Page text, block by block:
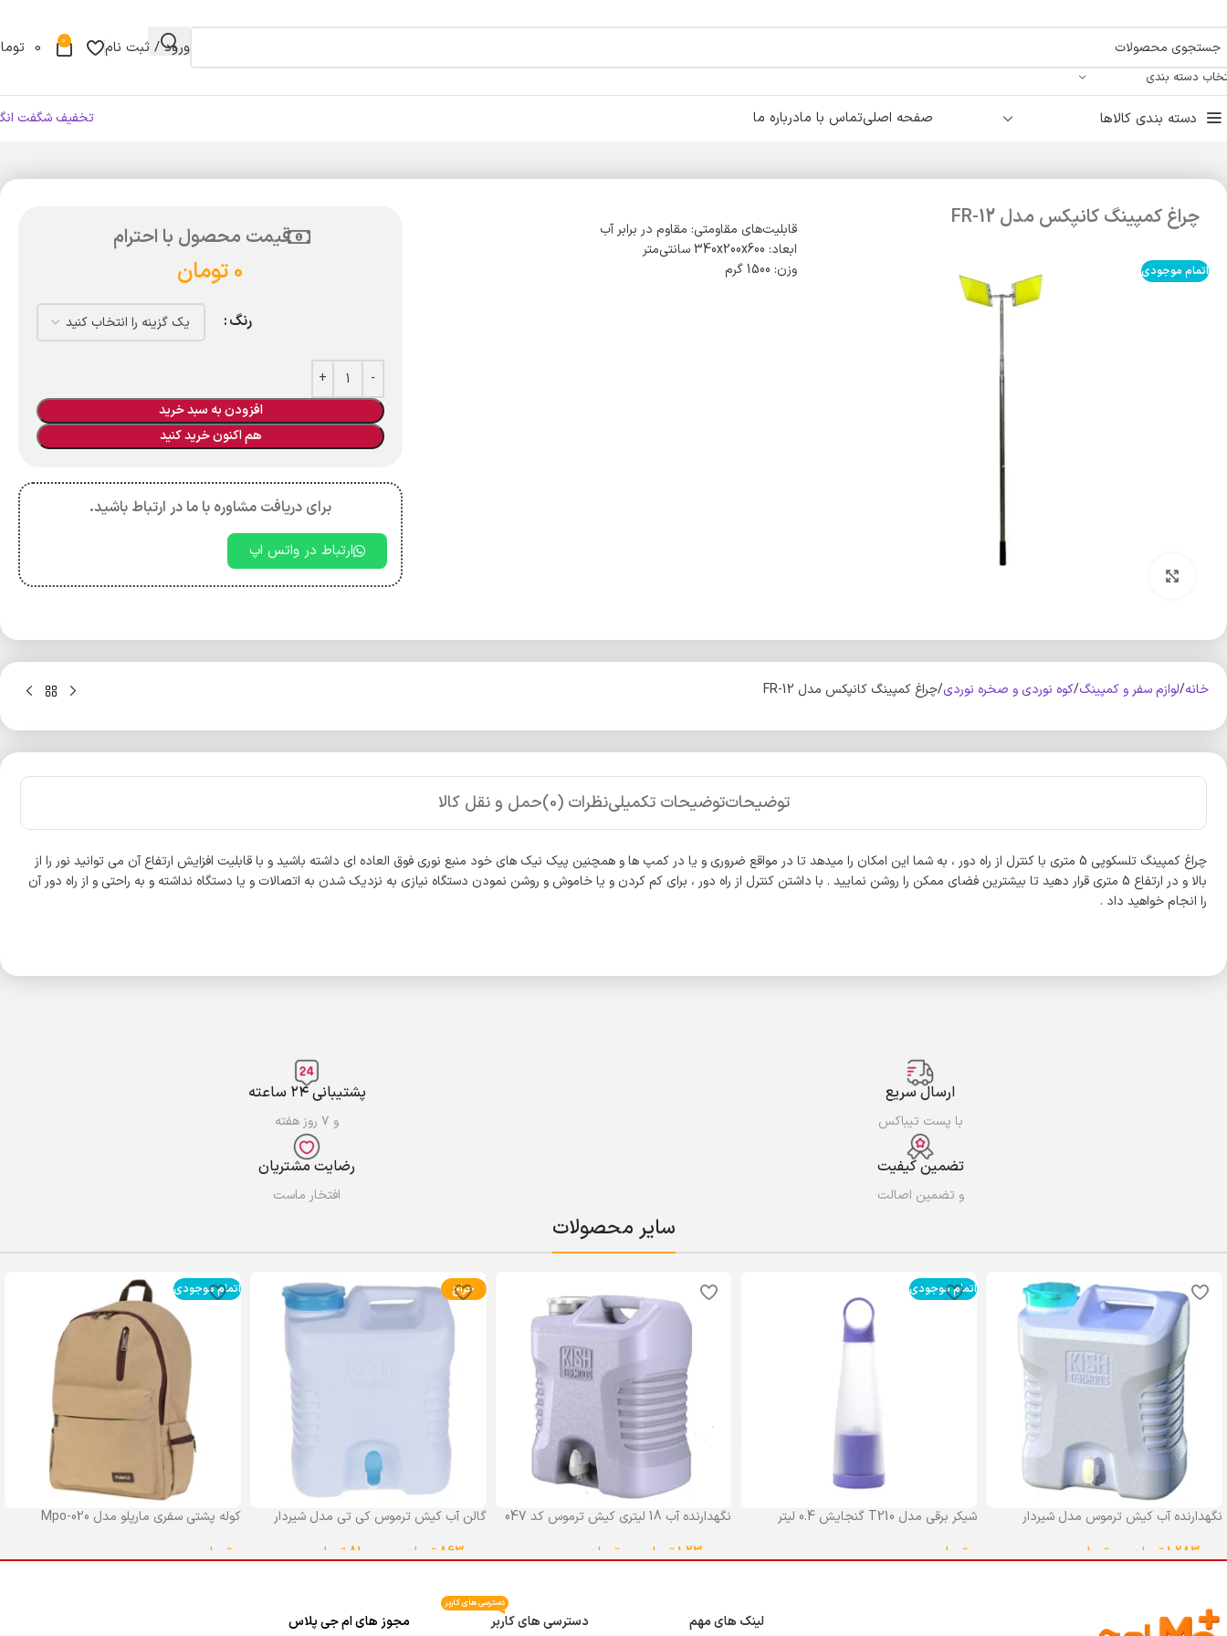
دسته بندی
ورود / ثبت نام 0
0
دسته بندی کالاها صفحه اصلیتماس با مادرباره ما تخفیف شگفت
چراغ کمپینگ کانپکس مدل FR-12
اتمام موجودی
قابلیت‌های مقاومتی: مقاوم در برابر آب
ابعاد: 340x200x600 سانتی‌متر
وزن: 1500 گرم
قیمت محصول با احترام
0تومان
رنگ
افزودن به سبد خرید
هم اکنون خرید کنید
برای دریافت مشاوره با ما در ارتباط باشید.
ارتباط در واتس اپ
خانه لوازم سفر و کمپینگ کوه‌ نوردی و صخره نوردی چراغ کمپینگ کانپکس مدل FR-12
توضیحاتتوضیحات تکمیلینظرات (0) حمل و نقل کالا
چراغ کمپینگ تلسکوپی 5 متری با کنترل از راه دور ، به شما این امکان را میدهد تا در مواقع ضروری و یا در کمپ ها و همچنین پیک نیک های خود منبع نوری فوق العاده ای داشته باشید و با قابلیت افزایش ارتفاع آن می توانید نور را از
بالا و در ارتفاع 5 متری قرار دهید تا بیشترین فضای ممکن را روشن نمایید . با داشتن کنترل از راه دور ، برای کم کردن و یا خاموش و روشن نمودن دستگاه نیازی به نزدیک شدن به اتصالات و یا دستگاه نداشته و به راحتی و از راه دور آن
را انجام خواهید داد .
ارسال سریع
با پست تیباکس
پشتیبانی ۲۴ ساعته
و ۷ روز هفته
تضمین کیفیت
و تضمین اصالت
رضایت مشتریان
افتخار ماست
سایر محصولات
نگهدارنده آب کیش ترموس مدل شیردار
1,283,000تومان تومان
اتمام موجودی
شیکر برقی مدل T210 گنجایش 0.4 لیتر
تومان
نگهدارنده آب 18 لیتری کیش ترموس کد 047
1,230,000تومان تومان
حراج
گالن آب کیش ترموس کی تی مدل شیردار
863,000 تومان 810,000 تومان
اتمام موجودی
کوله پشتی سفری مارپلو مدل Mpo-020
تومان
لینک های مهم دسترسی های کاربر
دسترسی های کاربر
مجوز های ام جی پلاس